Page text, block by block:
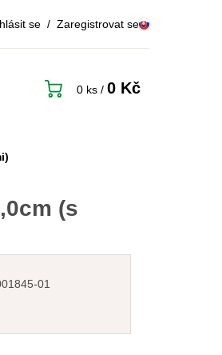
se / Zaregistrovat se
0 ks / 0 Kč
(s
01